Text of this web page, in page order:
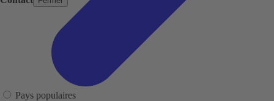
Pays populaires